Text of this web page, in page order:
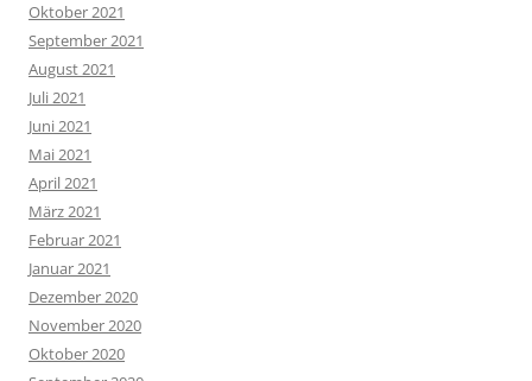
Oktober 2021
September 2021
August 2021
Juli 2021
Juni 2021
Mai 2021
April 2021
März 2021
Februar 2021
Januar 2021
Dezember 2020
November 2020
Oktober 2020